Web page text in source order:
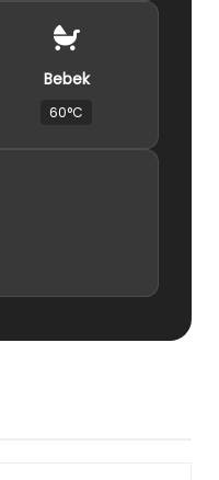
Bebek
60°C